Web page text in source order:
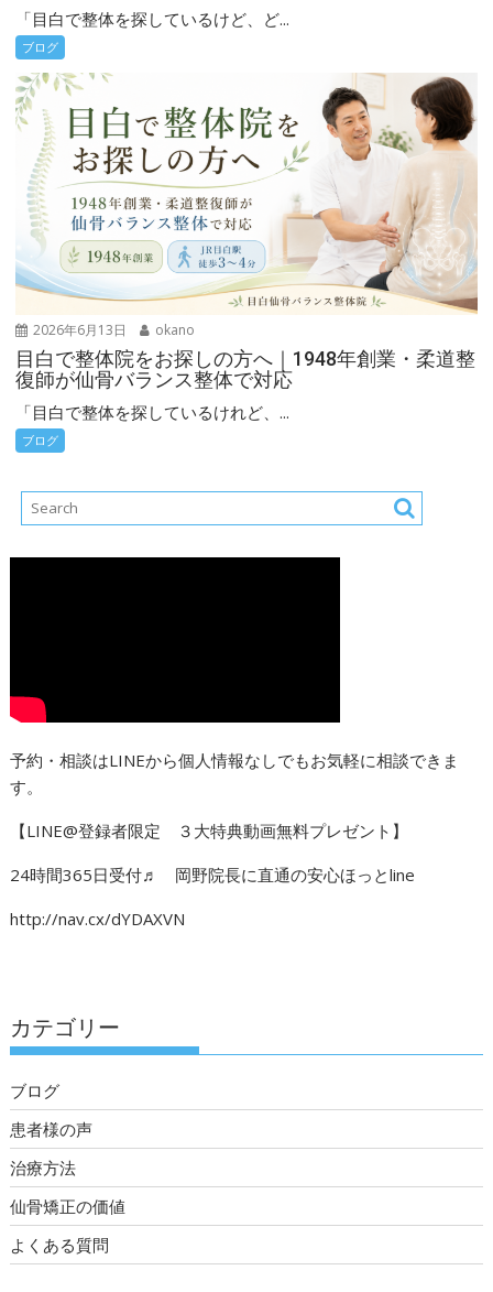
「目白で整体を探しているけど、ど...
ブログ
2026年6月13日 okano
目白で整体院をお探しの方へ｜1948年創業・柔道整
復師が仙骨バランス整体で対応
「目白で整体を探しているけれど、...
ブログ
予約・相談はLINEから個人情報なしでもお気軽に相談できま
す。
【LINE@登録者限定 ３大特典動画無料プレゼント】
24時間365日受付♬ 岡野院長に直通の安心ほっとline
http://nav.cx/dYDAXVN
カテゴリー
ブログ
患者様の声
治療方法
仙骨矯正の価値
よくある質問